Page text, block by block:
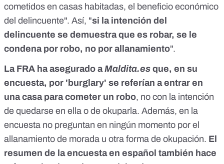
cometidos en casas habitadas, el beneficio económico
del delincuente". Así, "si la intención del
delincuente se demuestra que es robar, se le
condena por robo, no por allanamiento".
La FRA ha asegurado aMaldita.es que, en su
encuesta, por 'burglary' se referían a entrar en
una casa para cometer un robo, no con la intención
de quedarse en ella o de okuparla. Además, en la
encuesta no preguntan en ningún momento por el
allanamiento de morada u otra forma de okupación. El
resumen de la encuesta en español también hace